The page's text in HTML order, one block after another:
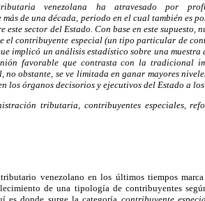
venezolana ha atravesado por
de una década, periodo en el cual también es
este sector del Estado. Con base en este
el contribuyente especial (un tipo particular de
implicó un análisis estadístico sobre una
favorable que contrasta con la tradicional
obstante, se ve limitada en ganar mayores
los órganos decisorios y ejecutivos del Estado a
tributaria, contribuyentes especiales,
venezolano en los últimos tiempos
de una tipología de contribuyentes